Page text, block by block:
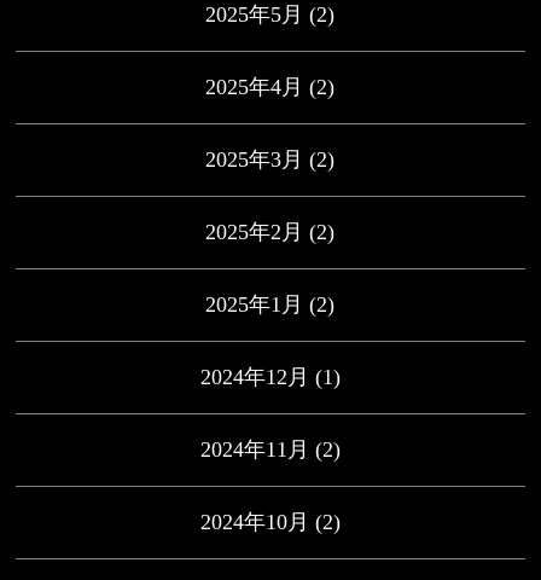
2025年5月 (2)
2025年4月 (2)
2025年3月 (2)
2025年2月 (2)
2025年1月 (2)
2024年12月 (1)
2024年11月 (2)
2024年10月 (2)